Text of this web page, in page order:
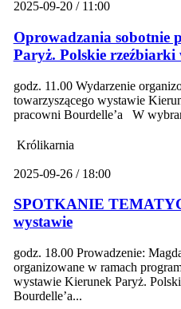
2025-09-20 / 11:00
Oprowadzania sobotnie
Paryż. Polskie rzeźbiarki
godz. 11.00 Wydarzenie
towarzyszącego wystawie
pracowni Bourdelle’a W
Królikarnia
2025-09-26 / 18:00
SPOTKANIE
wystawie
godz. 18.00 Prowadzenie:
organizowane w ramach
wystawie Kierunek Paryż.
Bourdelle’a...